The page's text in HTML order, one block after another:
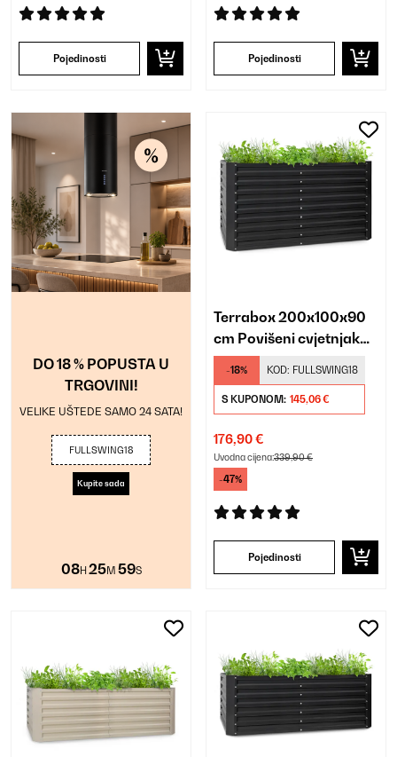
Pojedinosti Pojedinosti
DO 18 % POPUSTA U
TRGOVINI!
VELIKE UŠTEDE SAMO 24 SATA!
FULLSWING18
Kupite sada
08H 25M 58S
Terrabox 200x100x90
cm Povišeni cvjetnjak
Antracit
-18% KOD: FULLSWING18
S KUPONOM: 145,06 €
176,90 €
Uvodna cijena:339,90 €
-47%
Pojedinosti